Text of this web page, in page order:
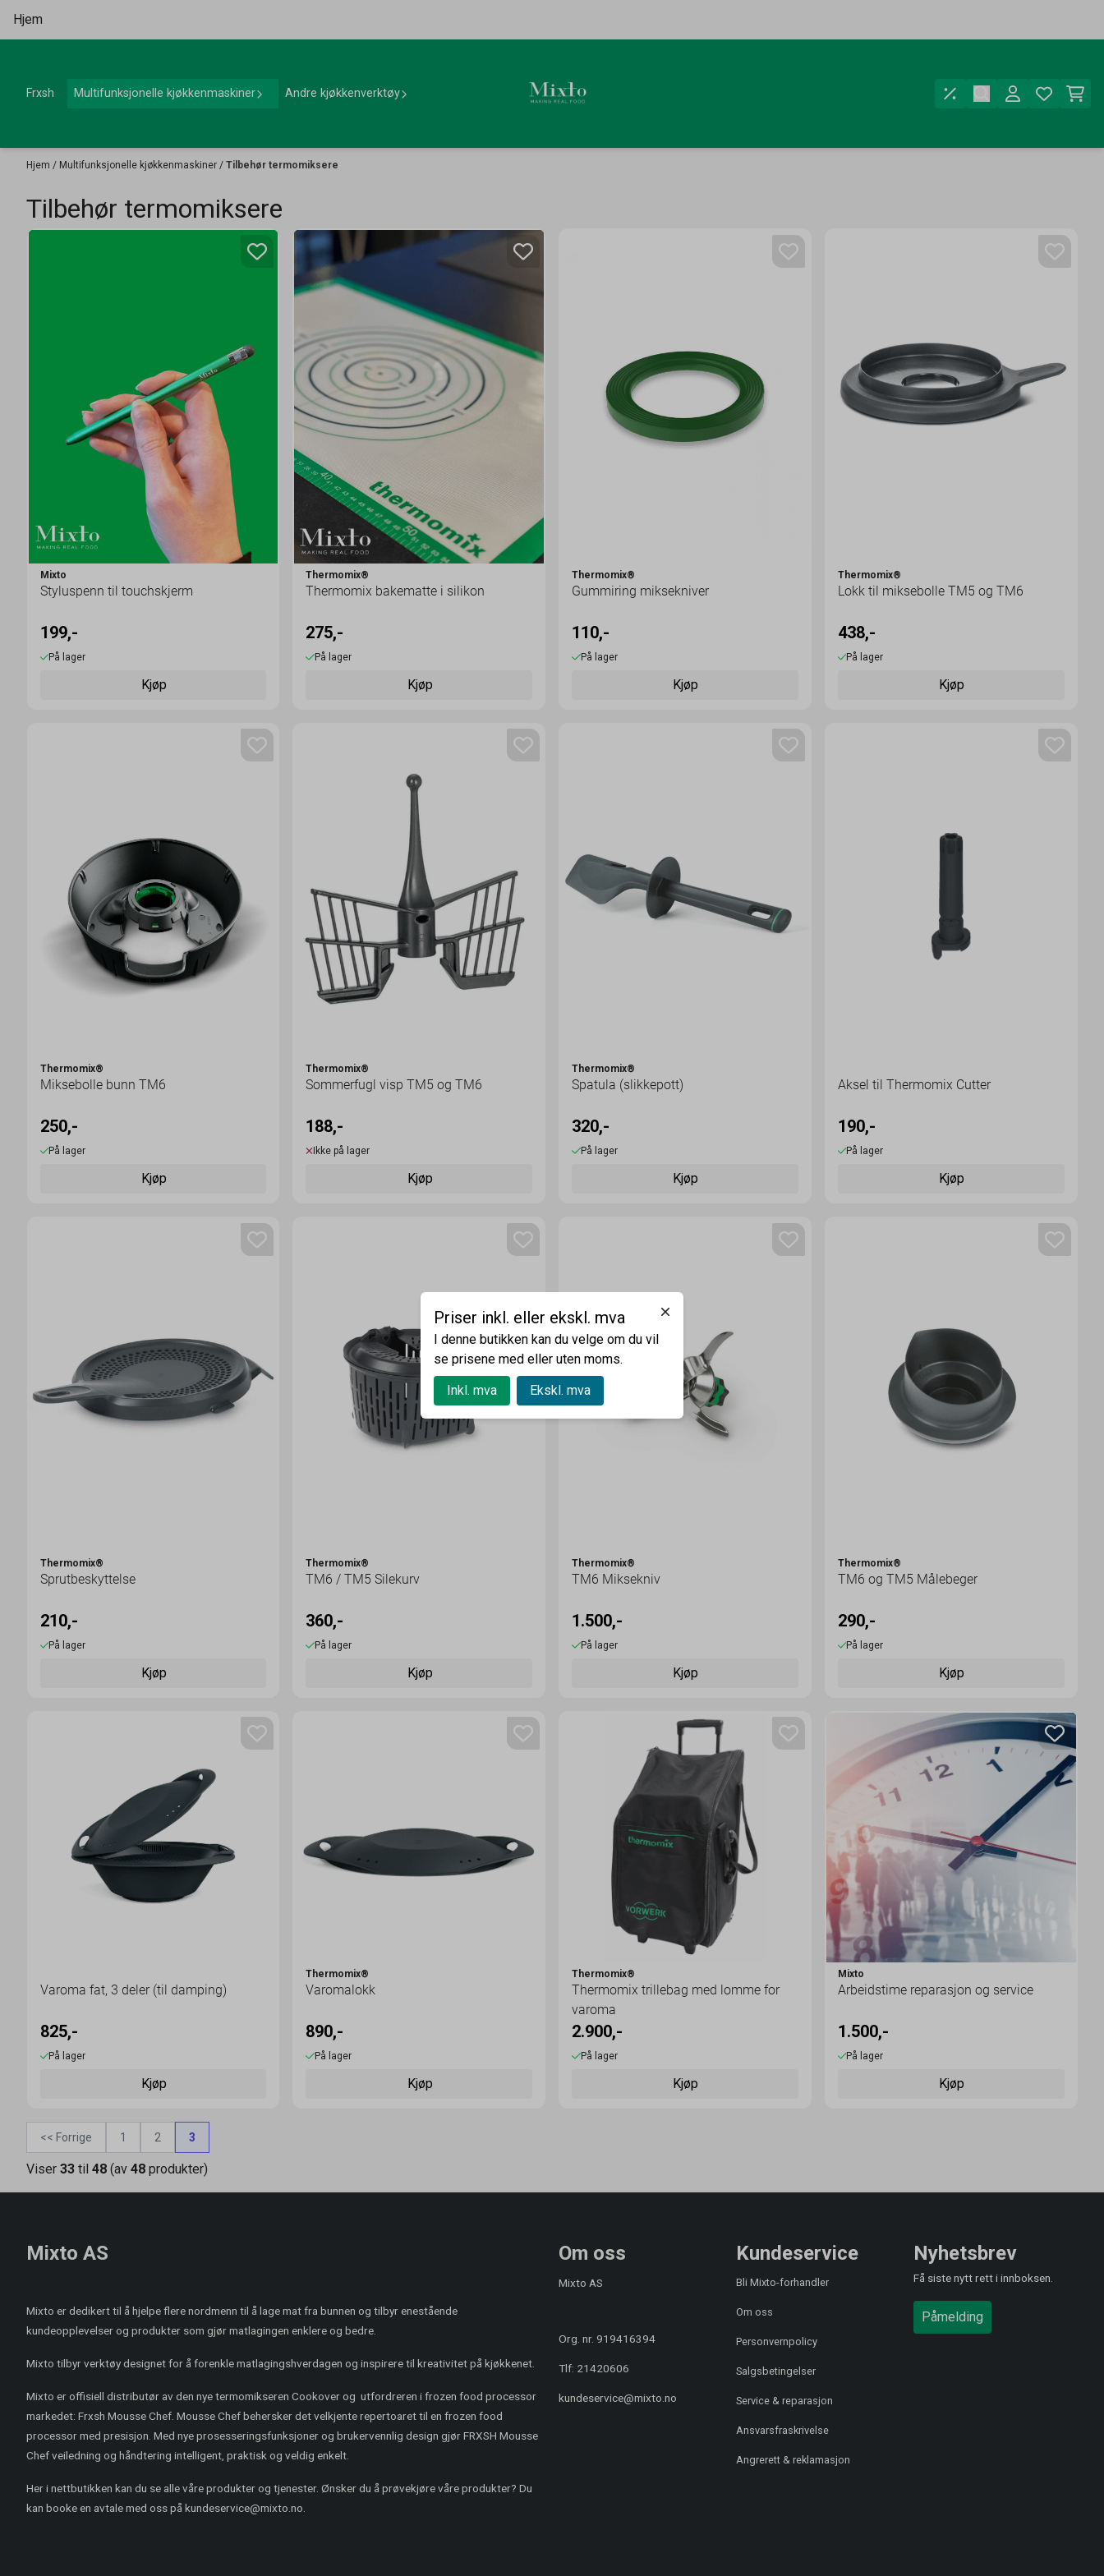
Hopp til innhold
Hjem
Frxsh Multifunksjonelle kjøkkenmaskiner Andre kjøkkenverktøy
Hjem / Multifunksjonelle kjøkkenmaskiner / Tilbehør termomiksere
Tilbehør termomiksere
Mixto
Styluspenn til touchskjerm
199,-
På lager
Kjøp
Thermomix®
Thermomix bakematte i silikon
275,-
På lager
Kjøp
Thermomix®
Gummiring miksekniver
110,-
På lager
Kjøp
Thermomix®
Lokk til miksebolle TM5 og TM6
438,-
På lager
Kjøp
Thermomix®
Miksebolle bunn TM6
250,-
På lager
Kjøp
Thermomix®
Sommerfugl visp TM5 og TM6
188,-
Ikke på lager
Kjøp
Thermomix®
Spatula (slikkepott)
320,-
På lager
Kjøp
Aksel til Thermomix Cutter
190,-
På lager
Kjøp
Thermomix®
Sprutbeskyttelse
210,-
På lager
Kjøp
Thermomix®
TM6 / TM5 Silekurv
360,-
På lager
Kjøp
Thermomix®
TM6 Miksekniv
1.500,-
På lager
Kjøp
Thermomix®
TM6 og TM5 Målebeger
290,-
På lager
Kjøp
Varoma fat, 3 deler (til damping)
825,-
På lager
Kjøp
Thermomix®
Varomalokk
890,-
På lager
Kjøp
Thermomix®
Thermomix trillebag med lomme for
varoma
2.900,-
På lager
Kjøp
Mixto
Arbeidstime reparasjon og service
1.500,-
På lager
Kjøp
<< Forrige 1 2 3
Viser 33 til 48 (av 48 produkter)
Mixto AS
Mixto er dedikert til å hjelpe flere nordmenn til å lage mat fra bunnen og tilbyr enestående
kundeopplevelser og produkter som gjør matlagingen enklere og bedre.
Mixto tilbyr verktøy designet for å forenkle matlagingshverdagen og inspirere til kreativitet på kjøkkenet.
Mixto er offisiell distributør av den nye termomikseren Cookover og utfordreren i frozen food processor
markedet: Frxsh Mousse Chef. Mousse Chef behersker det velkjente repertoaret til en frozen food
processor med presisjon. Med nye prosesseringsfunksjoner og brukervennlig design gjør FRXSH Mousse
Chef veiledning og håndtering intelligent, praktisk og veldig enkelt.
Her i nettbutikken kan du se alle våre produkter og tjenester. Ønsker du å prøvekjøre våre produkter? Du
kan booke en avtale med oss på kundeservice@mixto.no.
Om oss
Mixto AS
Org. nr. 919416394
Tlf: 21420606
kundeservice@mixto.no
Kundeservice
Bli Mixto-forhandler
Om oss
Personvernpolicy
Salgsbetingelser
Service & reparasjon
Ansvarsfraskrivelse
Angrerett & reklamasjon
Nyhetsbrev
Få siste nytt rett i innboksen.
Påmelding
Priser inkl. eller ekskl. mva
I denne butikken kan du velge om du vil
se prisene med eller uten moms.
Inkl. mva
Ekskl. mva